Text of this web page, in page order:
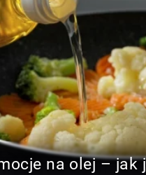
na olej – jak